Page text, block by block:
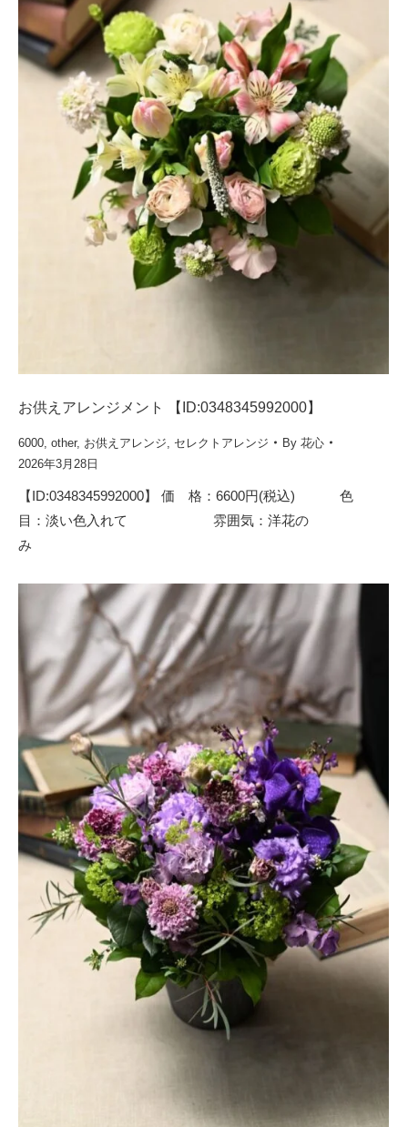
お供えアレンジメント 【ID:0348345992000】
6000 other, お供えアレンジ セレクトアレンジ By 花心
2026年3月28日
【ID:0348345992000】 価 格：6600円(税込) 色
目：淡い色入れて 雰囲気：洋花の
み